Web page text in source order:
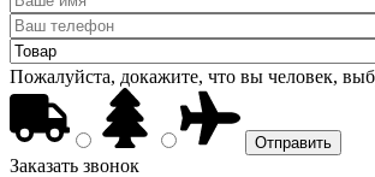
Пожалуйста, докажите, что вы человек,
Заказать звонок